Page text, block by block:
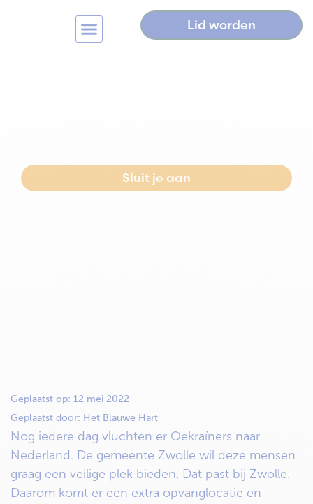
Lid worden
Sluit je aan
Geplaatst op: 12 mei 2022
Geplaatst door: Het Blauwe Hart
Nog iedere dag vluchten er Oekraïners naar
Nederland. De gemeente Zwolle wil deze mensen
graag een veilige plek bieden. Dat past bij Zwolle.
Daarom komt er een extra opvanglocatie en